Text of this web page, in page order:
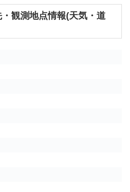
観測地点情報(天気・道